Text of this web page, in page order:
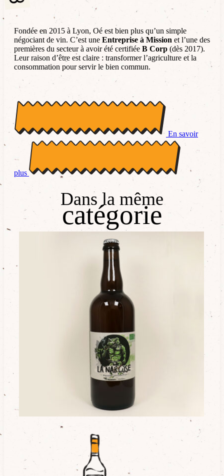
Fondée en 2015 à Lyon, Oé est bien plus qu’un simple
négociant de vin. C’est une Entreprise à Mission et l’une des
premières du secteur à avoir été certifiée B Corp (dès 2017).
Leur raison d’être est claire : transformer l’agriculture et la
consommation pour servir le bien commun.
En savoir
plus
Dans la même
catégorie